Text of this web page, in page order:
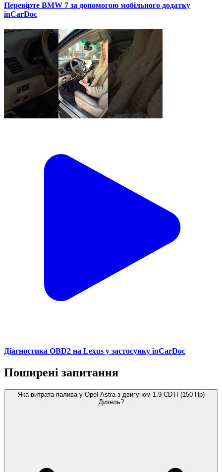
Перевірте BMW 7 за допомогою мобільного додатку
inCarDoc
Діагностика OBD2 на Lexus у застосунку inCarDoc
Поширені запитання
Яка витрата палива у Opel Astra з двигуном 1.9 CDTI (150 Hp)
Дизель?